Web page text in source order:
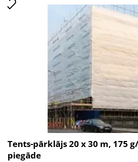
Tents-pārklājs 20 x 30 m, 175
piegāde